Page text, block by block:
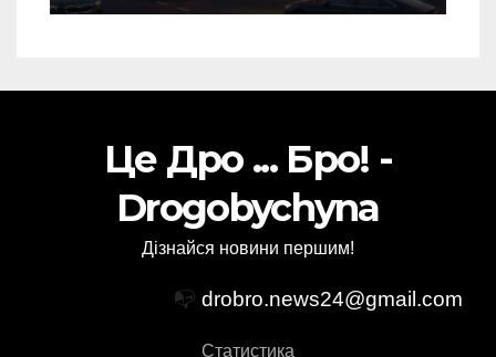
Це Дро ... Бро! -
Drogobychyna
Дізнайся новини першим!
📭 drobro.news24@gmail.com
Статистика